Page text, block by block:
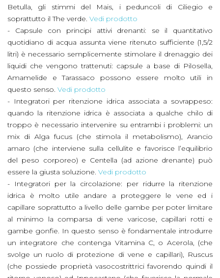
Betulla, gli stimmi del Mais, i peduncoli di Ciliegio e
soprattutto il The verde. Vedi prodotto
- Capsule con principi attivi drenanti: se il quantitativo
quotidiano di acqua assunta viene ritenuto sufficiente (1,5/2
litri) è necessario semplicemente stimolare il drenaggio dei
liquidi che vengono trattenuti: capsule a base di Pilosella,
Amamelide e Tarassaco possono essere molto utili in
questo senso. Vedi prodotto
- Integratori per ritenzione idrica associata a sovrappeso:
quando la ritenzione idrica è associata a qualche chilo di
troppo è necessario intervenire su entrambi i problemi: un
mix di Alga fucus (che stimola il metabolismo), Arancio
amaro (che interviene sulla cellulite e favorisce l’equilibrio
del peso corporeo) e Centella (ad azione drenante) può
essere la giusta soluzione. Vedi prodotto
- Integratori per la circolazione: per ridurre la ritenzione
idrica è molto utile andare a proteggere le vene ed i
capillare soprattutto a livello delle gambe per poter limitare
al minimo la comparsa di vene varicose, capillari rotti e
gambe gonfie. In questo senso è fondamentale introdurre
un integratore che contenga Vitamina C, o Acerola, (che
svolge un ruolo di protezione di vene e capillari), Ruscus
(che possiede proprietà vasocostrittrici favorendo quindi il